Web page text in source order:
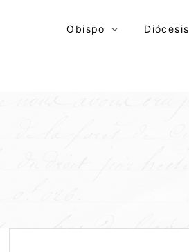
Obispo Diócesis